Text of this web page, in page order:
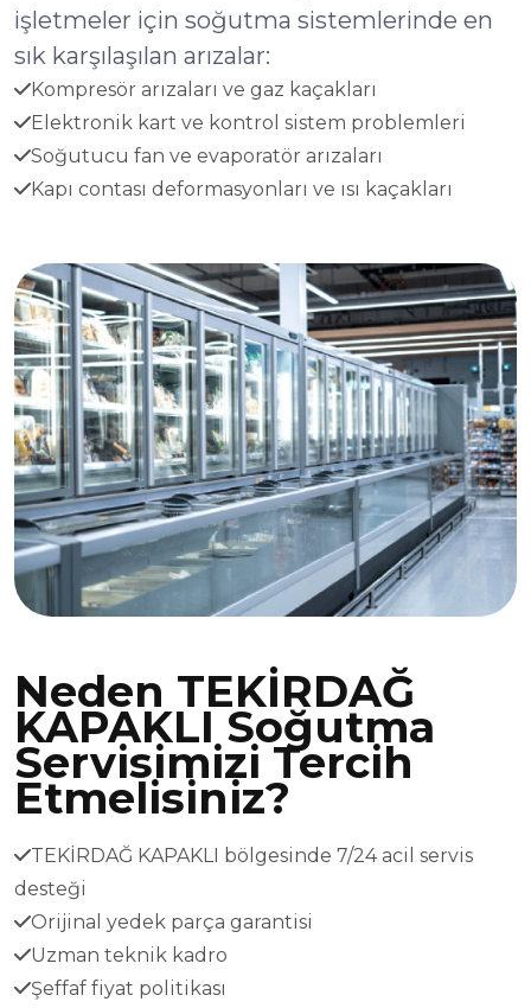
işletmeler için soğutma sistemlerinde en
sık karşılaşılan arızalar:
Kompresör arızaları ve gaz kaçakları
Elektronik kart ve kontrol sistem problemleri
Soğutucu fan ve evaporatör arızaları
Kapı contası deformasyonları ve ısı kaçakları
Neden TEKİRDAĞ
KAPAKLI Soğutma
Servisimizi Tercih
Etmelisiniz?
TEKİRDAĞ KAPAKLI bölgesinde 7/24 acil servis
desteği
Orijinal yedek parça garantisi
Uzman teknik kadro
Şeffaf fiyat politikası